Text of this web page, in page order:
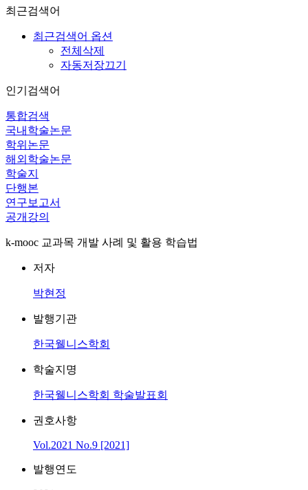
최근검색어
최근검색어 옵션
전체삭제
자동저장끄기
인기검색어
통합검색
국내학술논문
학위논문
해외학술논문
학술지
단행본
연구보고서
공개강의
k-mooc 교과목 개발 사례 및 활용 학습법
저자
박현정
발행기관
한국웰니스학회
학술지명
한국웰니스학회 학술발표회
권호사항
Vol.2021 No.9 [2021]
발행연도